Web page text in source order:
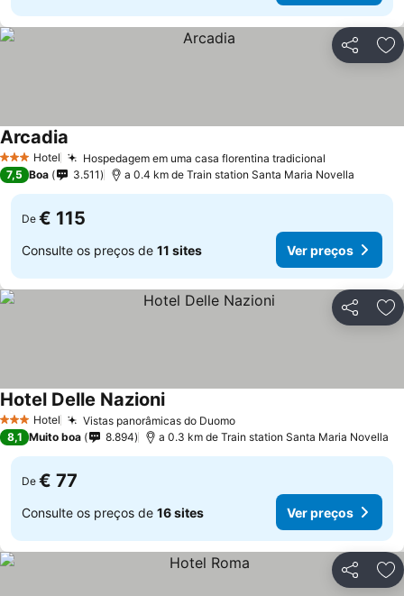
Partilhar
3 EstrelasHotel Hospedagem em uma casa florentina tradicional
Arcadia
7,5 Boa 3.511 a 0.4 km de Train station Santa Maria Novella
De € 115
Consulte os preços de 11 sites Ver preços
Partilhar
3 EstrelasHotel Vistas panorâmicas do DuomoVer preços
Hotel Delle NazioniVer preços
8,1 Muito boa 8.894 a 0.3 km de Train station Santa Maria Novella
De € 77
Consulte os preços de 16 sites Ver preços
Partilhar